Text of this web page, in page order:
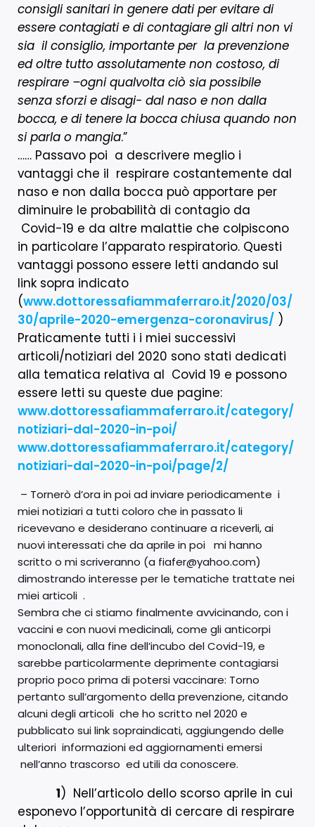
consigli sanitari in genere dati per evitare di
essere contagiati e di contagiare gli altri non vi
sia il consiglio, importante per la prevenzione
ed oltre tutto assolutamente non costoso, di
respirare –ogni qualvolta ciò sia possibile
senza sforzi e disagi- dal naso e non dalla
bocca, e di tenere la bocca chiusa quando non
si parla o mangia.”
…… Passavo poi a descrivere meglio i
vantaggi che il respirare costantemente dal
naso e non dalla bocca può apportare per
diminuire le probabilità di contagio da
Covid-19 e da altre malattie che colpiscono
in particolare l’apparato respiratorio. Questi
vantaggi possono essere letti andando sul
link sopra indicato
(www.dottoressafiammaferraro.it/2020/03/
30/aprile-2020-emergenza-coronavirus/ )
Praticamente tutti i i miei successivi
articoli/notiziari del 2020 sono stati dedicati
alla tematica relativa al Covid 19 e possono
essere letti su queste due pagine:
www.dottoressafiammaferraro.it/category/
notiziari-dal-2020-in-poi/
www.dottoressafiammaferraro.it/category/
notiziari-dal-2020-in-poi/page/2/
– Tornerò d’ora in poi ad inviare periodicamente i
miei notiziari a tutti coloro che in passato li
ricevevano e desiderano continuare a riceverli, ai
nuovi interessati che da aprile in poi mi hanno
scritto o mi scriveranno (a fiafer@yahoo.com)
dimostrando interesse per le tematiche trattate nei
miei articoli .
Sembra che ci stiamo finalmente avvicinando, con i
vaccini e con nuovi medicinali, come gli anticorpi
monoclonali, alla fine dell’incubo del Covid-19, e
sarebbe particolarmente deprimente contagiarsi
proprio poco prima di potersi vaccinare: Torno
pertanto sull’argomento della prevenzione, citando
alcuni degli articoli che ho scritto nel 2020 e
pubblicato sui link sopraindicati, aggiungendo delle
ulteriori informazioni ed aggiornamenti emersi
nell’anno trascorso ed utili da conoscere.
1) Nell’articolo dello scorso aprile in cui
esponevo l’opportunità di cercare di respirare